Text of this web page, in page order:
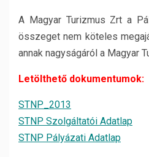
A Magyar Turizmus Zrt a
összeget nem köteles
annak nagyságáról a Magyar
Letölthető dokumentumok:
STNP_2013
STNP Szolgáltatói Adatlap
STNP Pályázati Adatlap